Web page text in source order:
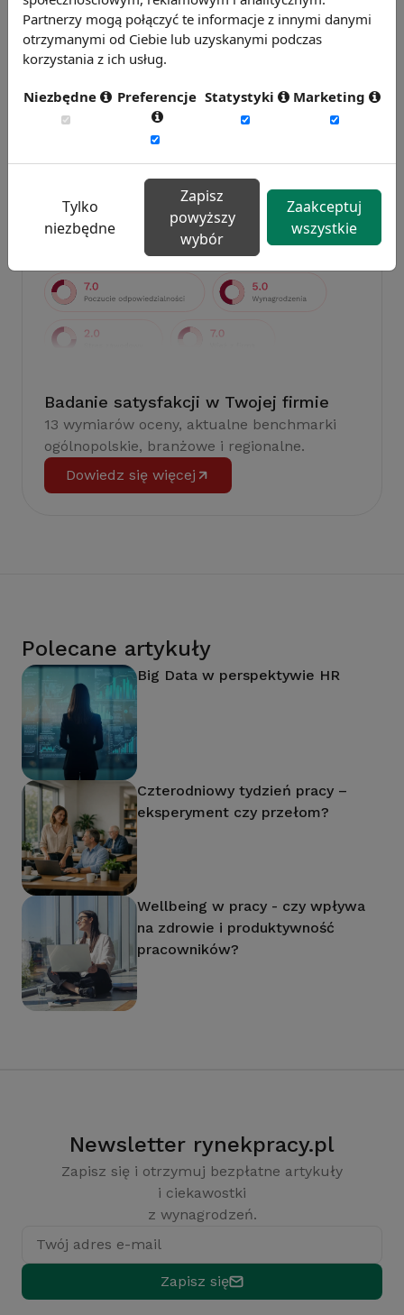
Badanie wskaźnikiHR 2026
Zmierz 59 wskaźników efektywności
personalnej, w tym absencję, fluktuację i
Weź udział w badaniu
Badanie satysfakcji w Twojej firmie
13 wymiarów oceny, aktualne benchmarki
ogólnopolskie, branżowe i regionalne.
Dowiedz się więcej
Polecane artykuły
Big Data w perspektywie HR
Czterodniowy tydzień pracy –
eksperyment czy przełom?
Wellbeing w pracy - czy wpływa
na zdrowie i produktywność
pracowników?
Newsletter rynekpracy.pl
Zapisz się i otrzymuj bezpłatne artykuły
i ciekawostki
z wynagrodzeń.
Twój adres e-mail
Zapisz się
Partnerzy mogą połączyć te informacje z innymi danymi
otrzymanymi od Ciebie lub uzyskanymi podczas
korzystania z ich usług.
Niezbędne Preferencje Statystyki Marketing
Tylko
niezbędne
Zapisz
powyższy
wybór
Zaakceptuj
wszystkie